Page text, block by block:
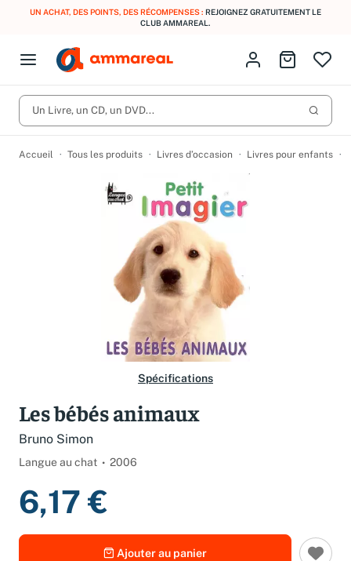
UN ACHAT, DES POINTS, DES RÉCOMPENSES : REJOIGNEZ GRATUITEMENT LE
CLUB AMMAREAL.
Open menu
Fermer le menu
CD d'occasion
Meilleures ventes
Nos engagements
Produits Catégories
Vous n'avez pas trouvé l'article que vous cherchiez ?
Activez les notifications dans votre compte pour être alerté dès
qu'il est en stock.
Créer une alerte
Identifiez-vous
Aller au
Un Livre, un CD, un DVD...
Accueil Tous les produits Livres d’occasion Livres pour enfants
Spécifications
Les bébés animaux
Bruno Simon
Langue au chat 2006
6,17 €
Ajouter au panier